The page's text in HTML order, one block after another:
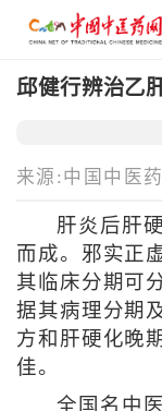
邱健行辨治乙
来源:中国中医
肝炎后肝
而成。邪实正
其临床分期可
据其病理分期
方和肝硬化晚
佳。
全国名中